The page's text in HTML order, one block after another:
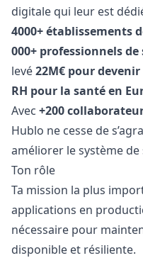
digitale qui leur est
4000+ établissements
000+ professionnels de
levé22M€ pour
RH pour la santé en
Avec +200
Hublo ne cesse de
améliorer le système de
Ton rôle
Ta mission la plus
applications en
nécessaire pour
disponible et résiliente.